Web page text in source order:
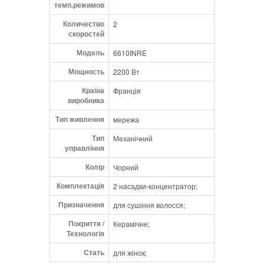
темп.режимов
Количество
скоростей
2
Модель 6610INRE
Мощность 2200 Вт
Країна
виробника
Франція
Тип живлення мережа
Тип
управління
Механічний
Колір Чорний
Комплектація 2 насадки-концентратор;
Призначення для сушіння волосся;
Покриття /
Технологія
Керамічне;
Стать для жінок;